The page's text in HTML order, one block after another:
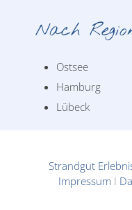
Nach
Ostsee
Hamburg
Lübeck
Strandgut
Impressum I